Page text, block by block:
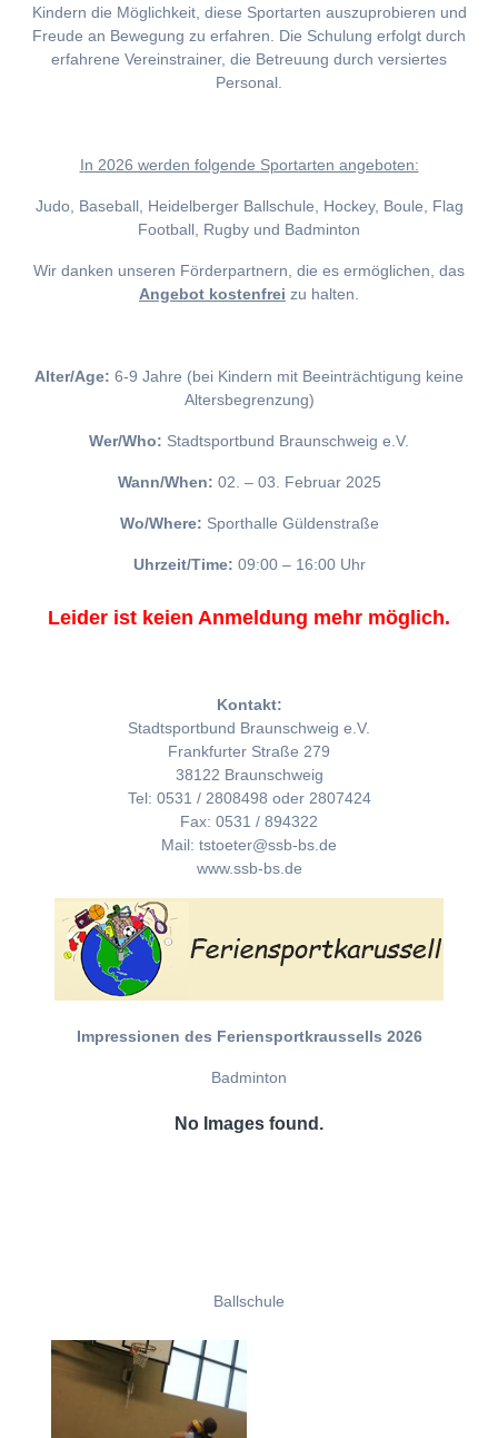
Kindern die Möglichkeit, diese Sportarten auszuprobieren und
Freude an Bewegung zu erfahren. Die Schulung erfolgt durch
erfahrene Vereinstrainer, die Betreuung durch versiertes
Personal.
In 2026 werden folgende Sportarten angeboten:
Judo, Baseball, Heidelberger Ballschule, Hockey, Boule, Flag
Football, Rugby und Badminton
Wir danken unseren Förderpartnern, die es ermöglichen, das
Angebot kostenfrei zu halten.
Alter/Age: 6-9 Jahre (bei Kindern mit Beeinträchtigung keine
Altersbegrenzung)
Wer/Who: Stadtsportbund Braunschweig e.V.
Wann/When: 02. – 03. Februar 2025
Wo/Where: Sporthalle Güldenstraße
Uhrzeit/Time: 09:00 – 16:00 Uhr
Leider ist keien Anmeldung mehr möglich.
Kontakt:
Stadtsportbund Braunschweig e.V.
Frankfurter Straße 279
38122 Braunschweig
Tel: 0531 / 2808498 oder 2807424
Fax: 0531 / 894322
Mail: tstoeter@ssb-bs.de
www.ssb-bs.de
Impressionen des Feriensportkraussells 2026
Badminton
No Images found.
Ballschule